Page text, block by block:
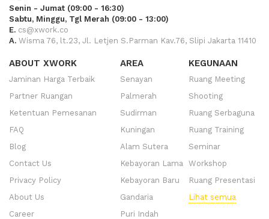
Senin - Jumat (09:00 - 16:30)
Sabtu, Minggu, Tgl Merah (09:00 - 13:00)
E. cs@xwork.co
A. Wisma 76, lt.23, Jl. Letjen S.Parman Kav.76, Slipi Jakarta 11410
ABOUT XWORK
Jaminan Harga Terbaik
Partner Ruangan
Ketentuan Pemesanan
FAQ
Blog
Contact Us
Privacy Policy
About Us
Career
AREA
Senayan
Palmerah
Sudirman
Kuningan
Alam Sutera
Kebayoran Lama
Kebayoran Baru
Gandaria
Puri Indah
KEGUNAAN
Ruang Meeting
Shooting
Ruang Serbaguna
Ruang Training
Seminar
Workshop
Ruang Presentasi
Lihat semua